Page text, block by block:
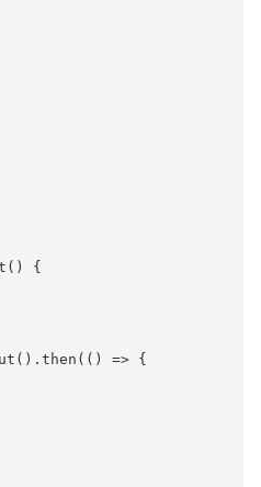
{
=> {